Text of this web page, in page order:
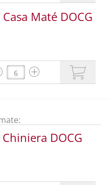
Maté DOCG
DOCG